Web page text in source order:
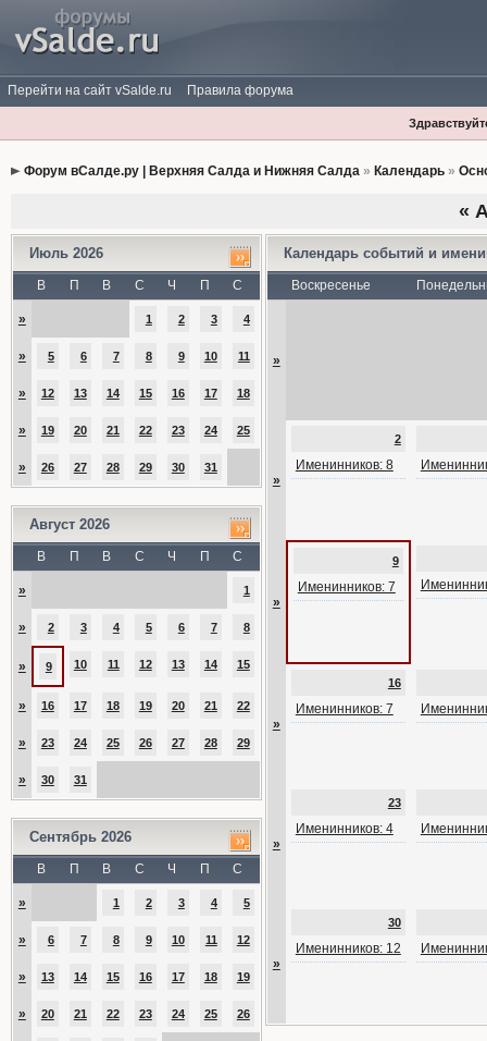
Перейти на сайт vSalde.ru Правила форума
Форум вСалде.ру | Верхняя Салда и Нижняя Салда» Календарь»
«
Июль 2026
В П В С Ч П С
» 1 2 3 4
» 5 6 7 8 9 10 11
» 12 13 14 15 16 17 18
» 19 20 21 22 23 24 25
» 26 27 28 29 30 31
Август 2026
В П В С Ч П С
» 1
» 2 3 4 5 6 7 8
» 9 10 11 12 13 14 15
» 16 17 18 19 20 21 22
» 23 24 25 26 27 28 29
» 30 31
Сентябрь 2026
В П В С Ч П С
» 1 2 3 4 5
» 6 7 8 9 10 11 12
» 13 14 15 16 17 18 19
» 20 21 22 23 24 25 26
Календарь событий и
Воскресенье
»
»
2
Именинников: 8
»
9
Именинников: 7
»
16
Именинников: 7
»
23
Именинников: 4
»
30
Именинников: 12